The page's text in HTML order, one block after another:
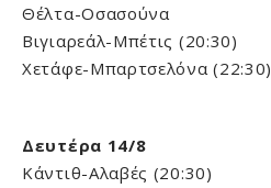
Θέλτα-Οσασούνα
Βιγιαρεάλ-Μπέτις (20:30)
Χετάφε-Μπαρτσελόνα (22:30)
Δευτέρα 14/8
Κάντιθ-Αλαβές (20:30)